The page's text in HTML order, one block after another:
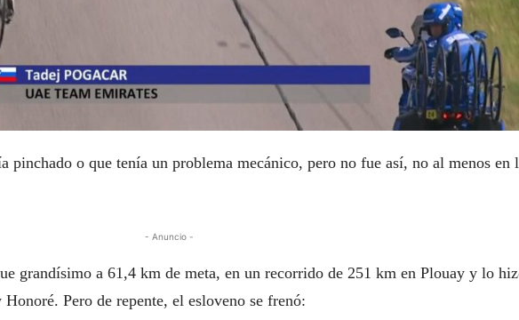
pinchado o que tenía un problema mecánico, pero no fue así, no al menos en
- Anuncio -
grandísimo a 61,4 km de meta, en un recorrido de 251 km en Plouay y lo
Pero de repente, el esloveno se frenó: